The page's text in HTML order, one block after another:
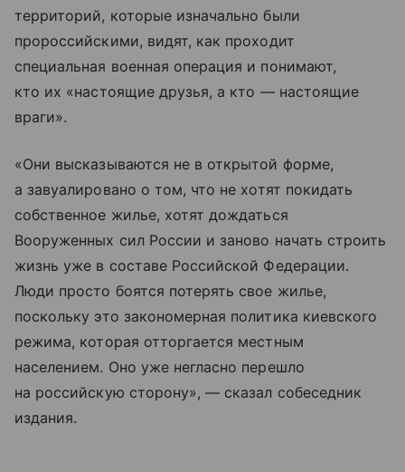
территорий, которые изначально были
пророссийскими, видят, как проходит
специальная военная операция и понимают,
кто их «настоящие друзья, а кто — настоящие
враги».
«Они высказываются не в открытой форме,
а завуалировано о том, что не хотят покидать
собственное жилье, хотят дождаться
Вооруженных сил России и заново начать строить
жизнь уже в составе Российской Федерации.
Люди просто боятся потерять свое жилье,
поскольку это закономерная политика киевского
режима, которая отторгается местным
населением. Оно уже негласно перешло
на российскую сторону», — сказал собеседник
издания.